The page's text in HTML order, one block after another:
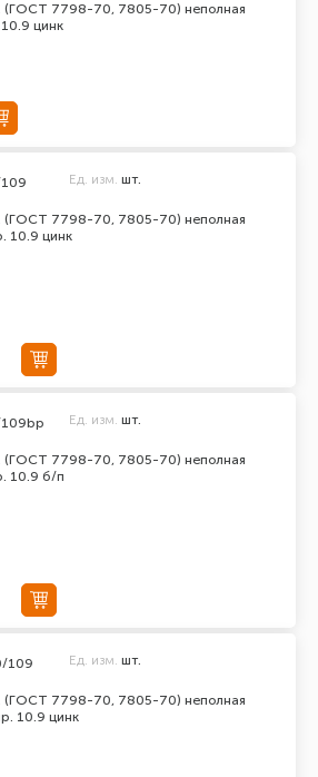
(ГОСТ 7798-70, 7805-70) неполная
цинк
(ГОСТ 7798-70, 7805-70) неполная
10.9 цинк
Ед. изм. шт.
(ГОСТ 7798-70, 7805-70) неполная
10.9 б/п
Ед. изм. шт.
(ГОСТ 7798-70, 7805-70) неполная
10.9 цинк
109 Ед. изм. шт.